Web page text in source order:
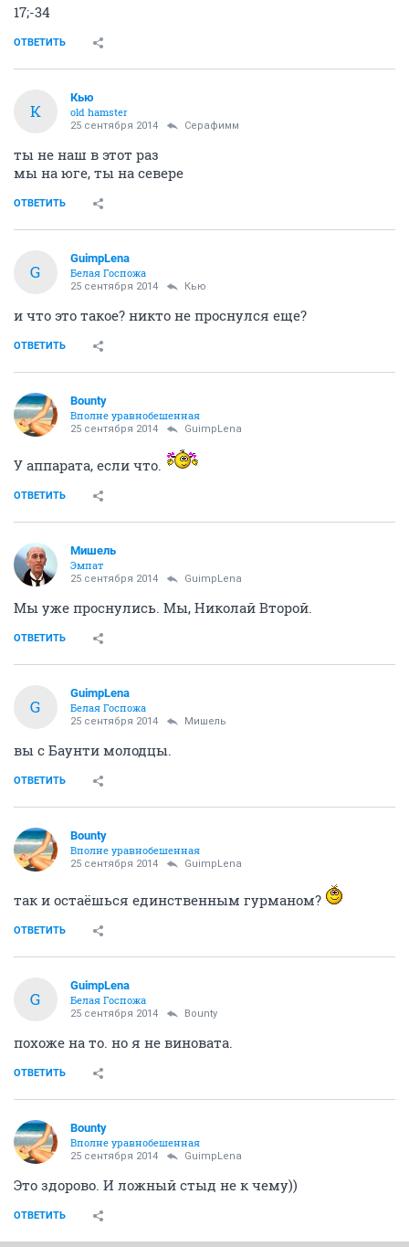
17;-34
ОТВЕТИТЬ
К
Кью
old hamster
25 сентября 2014 Серафимм
ты не наш в этот раз
мы на юге, ты на севере
ОТВЕТИТЬ
G
GuimpLena
Белая Госпожа
25 сентября 2014 Кью
и что это такое? никто не проснулся еще?
ОТВЕТИТЬ
Bounty
Вполне уравнобешенная
25 сентября 2014 GuimpLena
У аппарата, если что.
ОТВЕТИТЬ
Мишель
Эмпат
25 сентября 2014 GuimpLena
Мы уже проснулись. Мы, Николай Второй.
ОТВЕТИТЬ
G
GuimpLena
Белая Госпожа
25 сентября 2014 Мишель
вы с Баунти молодцы.
ОТВЕТИТЬ
Bounty
Вполне уравнобешенная
25 сентября 2014 GuimpLena
так и остаёшься единственным гурманом?
ОТВЕТИТЬ
G
GuimpLena
Белая Госпожа
25 сентября 2014 Bounty
похоже на то. но я не виновата.
ОТВЕТИТЬ
Bounty
Вполне уравнобешенная
25 сентября 2014 GuimpLena
Это здорово. И ложный стыд не к чему))
ОТВЕТИТЬ